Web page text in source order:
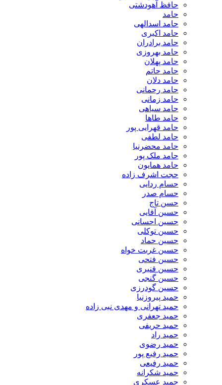
حافظ آهودشتی
حامد
حامد اسدالهی
حامد اکبری
حامد برادران
حامد بهروزی
حامد پهلان
حامد حاتم
حامد دلان
حامد رحمانی
حامد زمانی
حامد سیاهی
حامد طاها
حامد قهرایی پور
حامد لطفی
حامد محضرنیا
حامد ملک پور
حامد همایون
حجت اشرف زاده
حسام ردایی
حسام صدر
حسن تاج
حسین آقایی
حسین احسانی
حسین توکلی
حسین حماد
حسین غربت خواه
حسین فتحی
حسین قنبری
حسین گنجی
حسین گودرزی
حمید پیروزنیا
حمید تهرانی و مهدی نبی زاده
حمید جعفری
حمید حریفی
حمید راد
حمید رضوی
حمید رفیع پور
حمید رفیعی
حمید شکرانه
حمید عسکری